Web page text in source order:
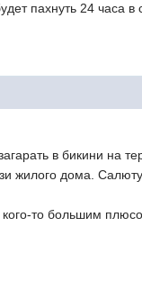
пахнуть 24 часа
в бикини на
жилого дома.
кого-то большим